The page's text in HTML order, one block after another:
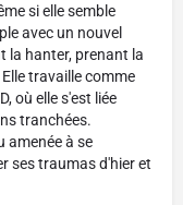
si elle semble
avec un nouvel
la hanter, prenant la
travaille comme
où elle s'est liée
tranchées.
amenée à se
ses traumas d'hier et